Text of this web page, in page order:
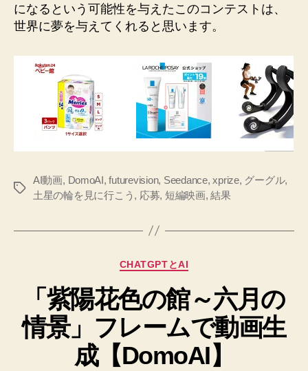
になるという可能性を与えたこのコンテストは、
世界に夢を与えてくれると思います。
タ
AI動画, DomoAI,futurevision, Seedance,xprize, グーグル,
土星の輪を見に行こう , 応募, 短編映画,結果
カ
ゴ
リ
ー
CHATGPTとAI
「紫陽花色の館～六月の
情景」フレームで動画生
成【DomoAI】